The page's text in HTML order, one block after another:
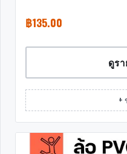
฿135.00
ดูร
+